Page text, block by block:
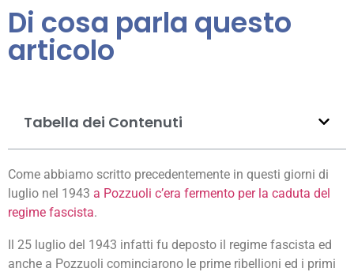
Di cosa parla questo
articolo
Tabella dei Contenuti
Come abbiamo scritto precedentemente in questi giorni di
luglio nel 1943 a Pozzuoli c’era fermento per la caduta del
regime fascista.
Il 25 luglio del 1943 infatti fu deposto il regime fascista ed
anche a Pozzuoli cominciarono le prime ribellioni ed i primi